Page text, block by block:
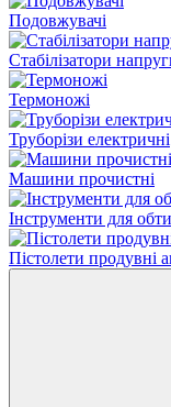
Подовжувачі
Стабілізатори
Термоножі
Труборізи електричні
Машини прочистні
Інструменти для
Пістолети продувні